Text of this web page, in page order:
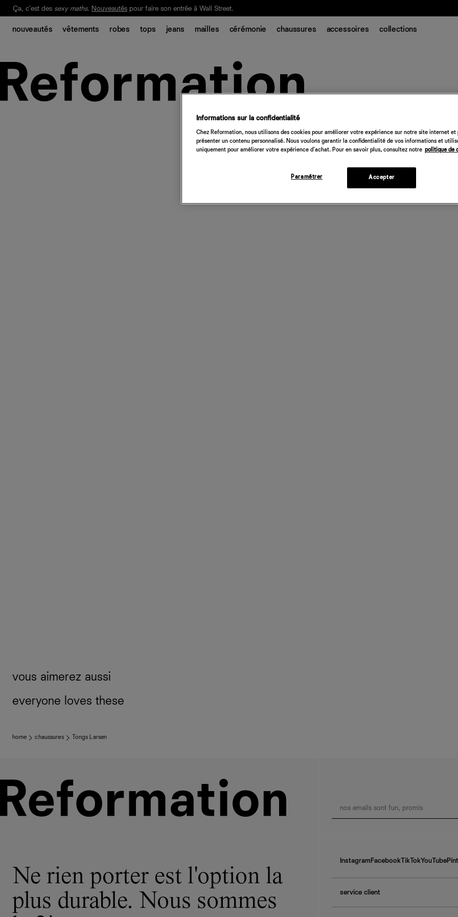
Notre Bilan Responsable 2025 est ici. Lisez-le
Ça, c'est des sexy maths. Nouveautés pour faire son entrée à Wall Street.
nouveautés vêtements robes tops jeans mailles cérémonie chaussures accessoires collections
vous aimerez aussi
everyone loves these
home chaussures Tongs Larsen
Ne rien porter est l'option la
plus durable. Nous sommes
Instagram FacebookTikTokYouTube
service client
Informations sur la confidentialité
Chez Reformation, nous utilisons des cookies pour améliorer votre expérience sur notre site internet et
présenter un contenu personnalisé. Nous voulons garantir la confidentialité de vos informations et
uniquement pour améliorer votre expérience d'achat. Pour en savoir plus, consultez notre politique de
Paramétrer Accepter